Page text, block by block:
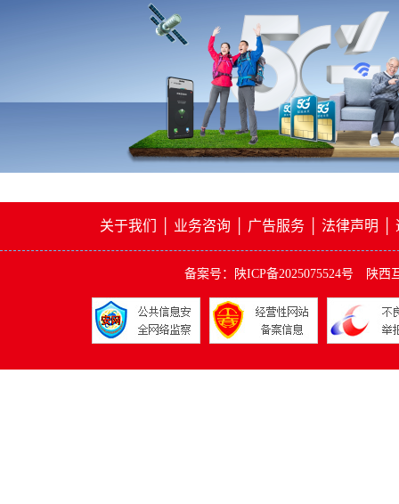
关于我们 业务咨询 广告服务 法律声明 │
备案号：陕ICP备2025075524号 陕西